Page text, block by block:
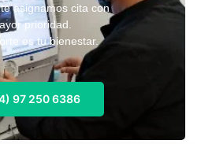
asignamos cita con
prioridad.
es tu bienestar.
97 250 6386